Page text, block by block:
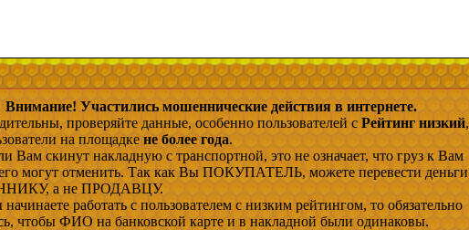
Внимание! Участились мошеннические действия в интернете.
проверяйте данные, особенно пользователей с Рейтинг низкий,
на площадке не более года.
Вам скинут накладную с транспортной, это не означает, что груз к Вам
могут отменить. Так как Вы ПОКУПАТЕЛЬ, можете перевести деньги
а не ПРОДАВЦУ.
работать с пользователем с низким рейтингом, то обязательно
чтобы ФИО на банковской карте и в накладной были одинаковы.